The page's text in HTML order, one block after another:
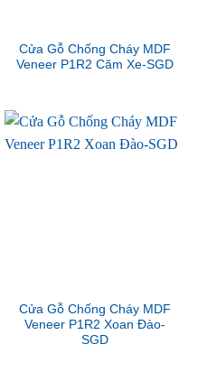
Cửa Gỗ Chống Cháy MDF
Veneer P1R2 Căm Xe-SGD
Cửa Gỗ Chống Cháy MDF
Veneer P1R2 Xoan Đào-
SGD